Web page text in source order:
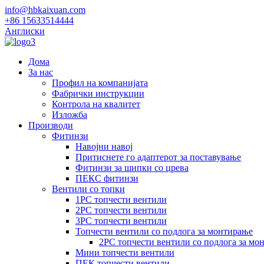
info@hbkaixuan.com
+86 15633514444
Англиски
Дома
За нас
Профил на компанијата
Фабрички инструкции
Контрола на квалитет
Изложба
Производи
Фитинзи
Навојни навој
Притиснете го адаптерот за поставување
Фитинзи за шипки со црева
ПЕКС фитинзи
Вентили со топки
1PC топчести вентили
2PC топчести вентили
3PC топчести вентили
Топчести вентили со подлога за монтирање
2PC топчести вентили со подлога за
Мини топчести вентили